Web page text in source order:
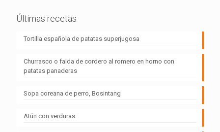
Últimas recetas
Tortilla española de patatas superjugosa
Churrasco o falda de cordero al romero en horno con
patatas panaderas
Sopa coreana de perro, Bosintang
Atún con verduras